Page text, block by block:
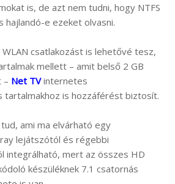
is, de azt nem tudni, hogy NTFS
e ezeket olvasni.
csatlakozást is lehetővé tesz,
mellett – amit belső 2 GB
– Net TVinternetes
tartalmakhoz is hozzáférést biztosít.
ami ma elvárható egy
lejátszótól és régebbi
integrálható, mert az összes HD
készüléknek 7.1 csatornás